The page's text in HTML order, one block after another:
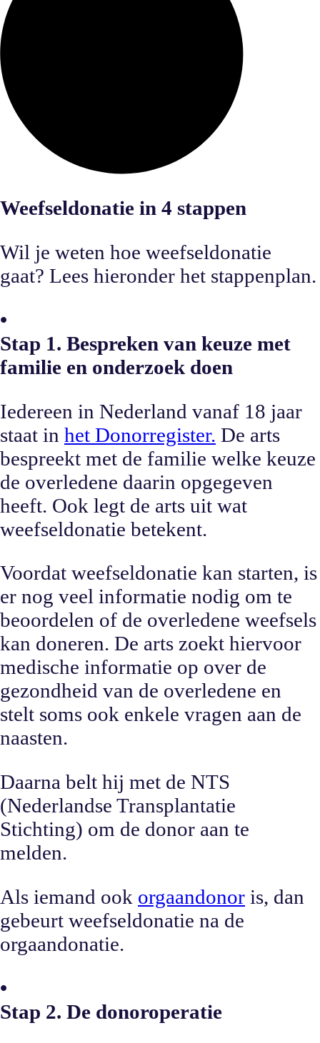
Weefseldonatie in 4 stappen
Wil je weten hoe weefseldonatie
gaat? Lees hieronder het stappenplan.
•
Stap 1. Bespreken van keuze met
familie en onderzoek doen
Iedereen in Nederland vanaf 18 jaar
staat in het Donorregister. De arts
bespreekt met de familie welke keuze
de overledene daarin opgegeven
heeft. Ook legt de arts uit wat
weefseldonatie betekent.
Voordat weefseldonatie kan starten, is
er nog veel informatie nodig om te
beoordelen of de overledene weefsels
kan doneren. De arts zoekt hiervoor
medische informatie op over de
gezondheid van de overledene en
stelt soms ook enkele vragen aan de
naasten.
Daarna belt hij met de NTS
(Nederlandse Transplantatie
Stichting) om de donor aan te
melden.
Als iemand ook orgaandonor is, dan
gebeurt weefseldonatie na de
orgaandonatie.
•
Stap 2. De donoroperatie